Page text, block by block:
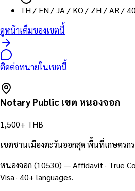
TH / EN / JA / KO / ZH / AR /
ดูหน้าเต็มของเขตนี้
ติดต่อทนายในเขตนี้
Notary Public เขต หนองจอก
1,500+ THB
เขตชานเมืองตะวันออกสุด พื้นที่เกษตรก
หนองจอก (10530) — Affidavit · True
Visa · 40+ languages.